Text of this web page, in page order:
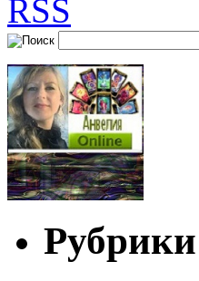
Рубрики